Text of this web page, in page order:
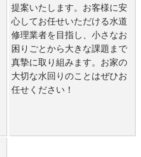
提案いたします。お客様に安
心してお任せいただける水道
修理業者を目指し、小さなお
困りごとから大きな課題まで
真摯に取り組みます。お家の
大切な水回りのことはぜひお
任せください！